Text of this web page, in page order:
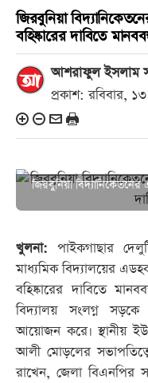
জিরবুনিয়া
বহিষ্কারের দাবিতে
আশরাফুল ইসলাম
প্রকাশ: রবিবার,
জিরবুনিয়া
খুলনা: পাইকগাছার
মাধ্যমিক বিদ্যালয়ের
বহিষ্কারের দাবিতে
বিদ্যালয় সংলগ্ন সড়কে
আয়োজন করে। স্থানীয়
আলী মোড়লের
রাখেন, জেলা বিএনপির